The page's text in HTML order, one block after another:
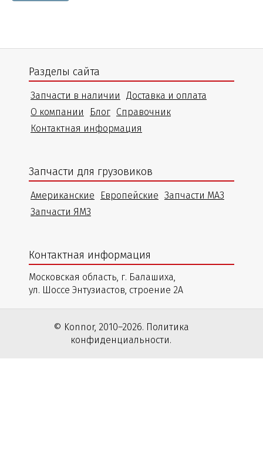
Разделы сайта
Запчасти в наличии
Доставка и оплата
О компании
Блог Справочник
Контактная информация
Запчасти для грузовиков
Американские Европейские Запчасти МАЗ
Запчасти ЯМЗ
Контактная информация
Московская область, г. Балашиха,
ул. Шоссе Энтузиастов, строение 2А
© Konnor, 2010–2026. Политика
конфиденциальности.